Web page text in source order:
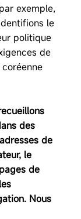
exemple,
le
politique
de
des
de
le
de
Nous